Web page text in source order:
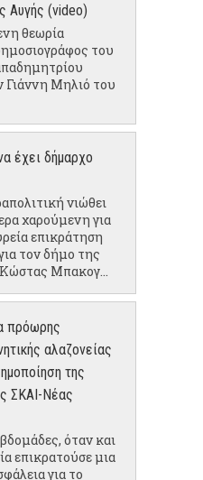
Αυγής (video)
θεωρία
του
Μηλιό του
έχει δήμαρχο
νιώθει
χαρούμενη για
επικράτηση
τον δήμο της
Μπακογ...
πρόωρης
αλαζονείας
της
ΣΚΑΙ-Νέας
όταν και
επικρατούσε μια
για το